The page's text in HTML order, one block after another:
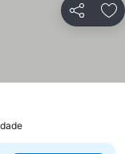
Partilhar